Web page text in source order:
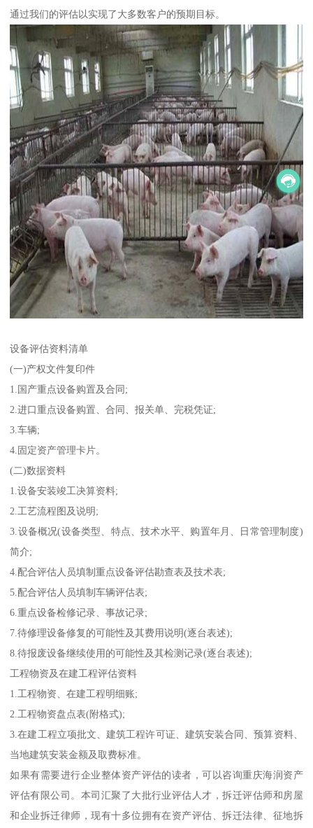
通过我们的评估以实现了大多数客户的预期目标。
设备评估资料清单
(一)产权文件复印件
1.国产重点设备购置及合同;
2.进口重点设备购置、合同、报关单、完税凭证;
3.车辆;
4.固定资产管理卡片。
(二)数据资料
1.设备安装竣工决算资料;
2.工艺流程图及说明;
3.设备概况(设备类型、特点、技术水平、购置年月、日常管理制度)
简介;
4.配合评估人员填制重点设备评估勘查表及技术表;
5.配合评估人员填制车辆评估表;
6.重点设备检修记录、事故记录;
7.待修理设备修复的可能性及其费用说明(逐台表述);
8.待报废设备继续使用的可能性及其检测记录(逐台表述);
工程物资及在建工程评估资料
1.工程物资、在建工程明细账;
2.工程物资盘点表(附格式);
3.在建工程立项批文、建筑工程许可证、建筑安装合同、预算资料、
当地建筑安装金额及取费标准。
如果有需要进行企业整体资产评估的读者，可以咨询重庆海润资产
评估有限公司。本司汇聚了大批行业评估人才，拆迁评估师和房屋
和企业拆迁律师，现有十多位拥有在资产评估、拆迁法律、征地拆